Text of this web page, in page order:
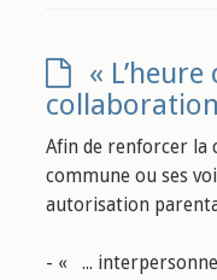
«
Afin de renforcer la
commune ou ses
autorisation
- « ...